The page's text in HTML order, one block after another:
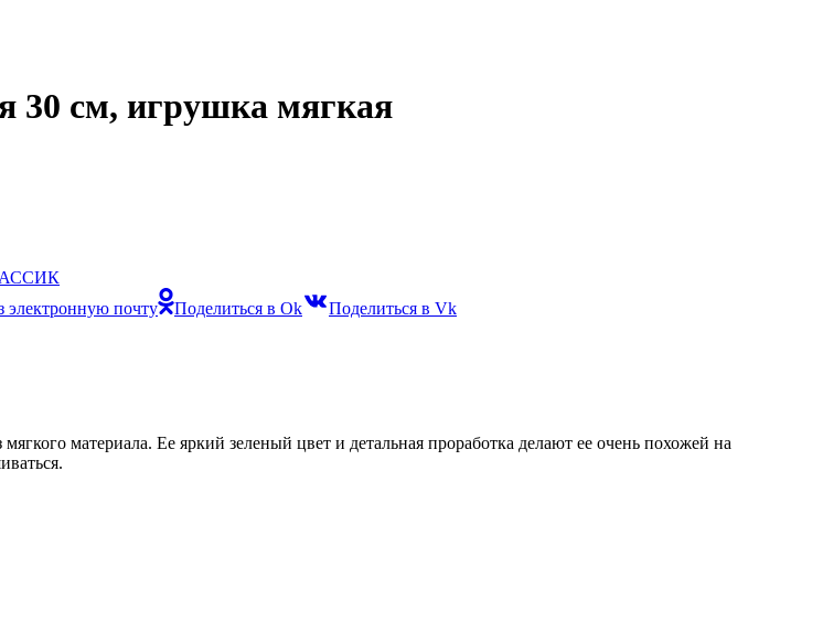
30 см, игрушка мягкая
электронную почту Поделиться в Ok
Поделиться в Vk
материала. Ее яркий зеленый цвет и детальная проработка делают ее очень похожей на